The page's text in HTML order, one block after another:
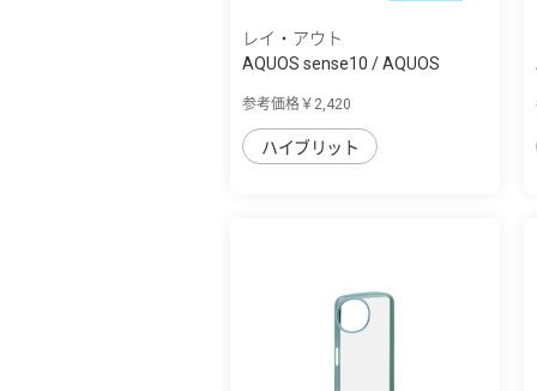
レイ・アウト
AQUOS sense10 / AQUOS
参考価格￥2,420
ハイブリット